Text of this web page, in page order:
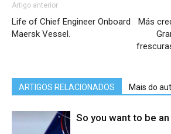
Artigo anterior
Life of Chief Engineer Onboard
Maersk Vessel.
Más
ARTIGOS RELACIONADOS Mais do
So you want to be